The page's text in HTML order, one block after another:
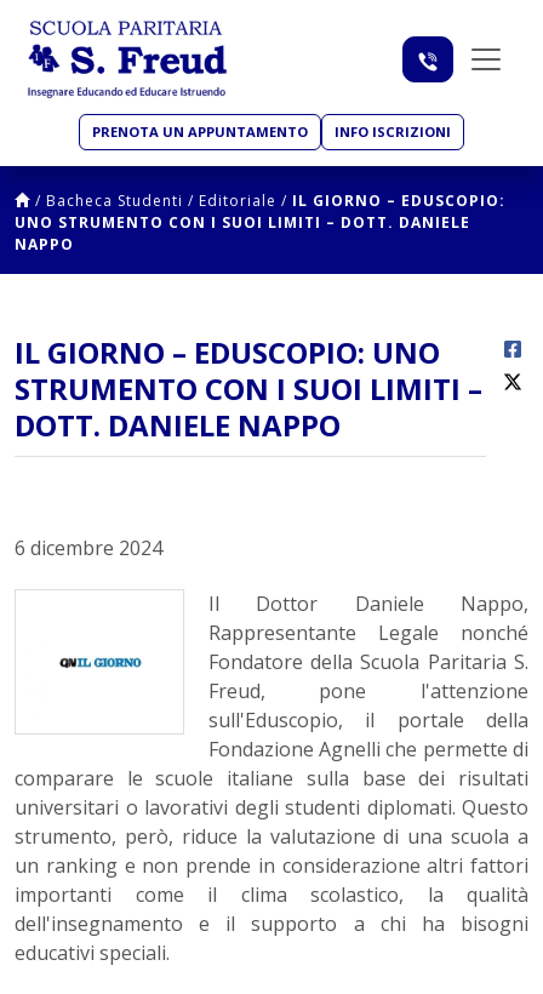
PRENOTA UN APPUNTAMENTO INFO ISCRIZIONI
/ Bacheca Studenti / Editoriale / IL GIORNO – EDUSCOPIO:
UNO STRUMENTO CON I SUOI LIMITI – DOTT. DANIELE
NAPPO
IL GIORNO – EDUSCOPIO: UNO
STRUMENTO CON I SUOI LIMITI –
DOTT. DANIELE NAPPO
6 dicembre 2024
Il Dottor Daniele Nappo,
Rappresentante Legale nonché
Fondatore della Scuola Paritaria S.
Freud, pone l'attenzione
sull'Eduscopio, il portale della
Fondazione Agnelli che permette di
comparare le scuole italiane sulla base dei risultati
universitari o lavorativi degli studenti diplomati. Questo
strumento, però, riduce la valutazione di una scuola a
un ranking e non prende in considerazione altri fattori
importanti come il clima scolastico, la qualità
dell'insegnamento e il supporto a chi ha bisogni
educativi speciali.